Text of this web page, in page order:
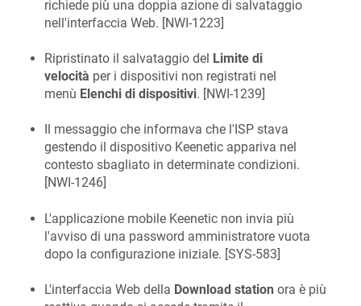
richiede più una doppia azione di salvataggio
nell'interfaccia Web. [NWI-1223]
Ripristinato il salvataggio del Limite di
velocità per i dispositivi non registrati nel
menù Elenchi di dispositivi. [NWI-1239]
Il messaggio che informava che l'ISP stava
gestendo il dispositivo Keenetic appariva nel
contesto sbagliato in determinate condizioni.
[NWI-1246]
L'applicazione mobile Keenetic non invia più
l'avviso di una password amministratore vuota
dopo la configurazione iniziale. [SYS-583]
L'interfaccia Web della Download station ora è più